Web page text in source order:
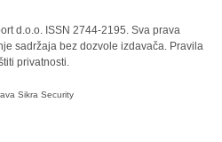
d.o.o. ISSN 2744-2195. Sva prava
sadržaja bez dozvole izdavača. Pravila
privatnosti.
Sikra Security